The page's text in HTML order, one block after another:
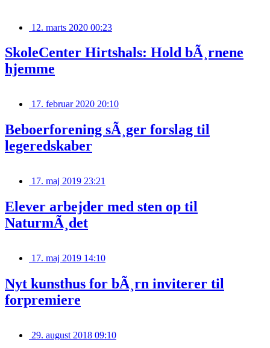
12. marts 2020 00:23
SkoleCenter Hirtshals: Hold bÃ¸rnene
hjemme
17. februar 2020 20:10
Beboerforening sÃ¸ger forslag til
legeredskaber
17. maj 2019 23:21
Elever arbejder med sten op til
NaturmÃ¸det
17. maj 2019 14:10
Nyt kunsthus for bÃ¸rn inviterer til
forpremiere
29. august 2018 09:10